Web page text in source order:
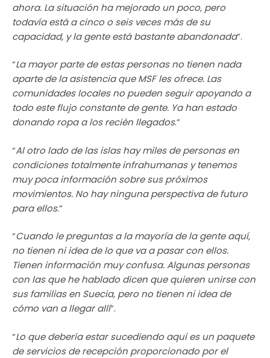
ahora. La situación ha mejorado un poco, pero
todavía está a cinco o seis veces más de su
capacidad, y la gente está bastante abandonada”.
“La mayor parte de estas personas no tienen nada
aparte de la asistencia que MSF les ofrece. Las
comunidades locales no pueden seguir apoyando a
todo este flujo constante de gente. Ya han estado
donando ropa a los recién llegados.”
“Al otro lado de las islas hay miles de personas en
condiciones totalmente infrahumanas y tenemos
muy poca información sobre sus próximos
movimientos. No hay ninguna perspectiva de futuro
para ellos.”
“Cuando le preguntas a la mayoría de la gente aquí,
no tienen ni idea de lo que va a pasar con ellos.
Tienen información muy confusa. Algunas personas
con las que he hablado dicen que quieren unirse con
sus familias en Suecia, pero no tienen ni idea de
cómo van a llegar allí”.
“Lo que debería estar sucediendo aquí es un paquete
de servicios de recepción proporcionado por el